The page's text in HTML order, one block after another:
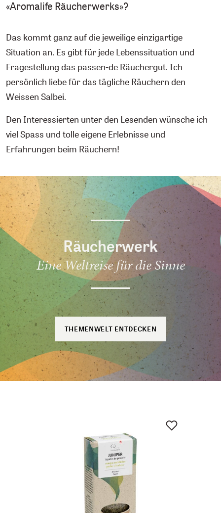
«Aromalife Räucherwerks»?
Das kommt ganz auf die jeweilige einzigartige
Situation an. Es gibt für jede Lebenssituation und
Fragestellung das passen-de Räuchergut. Ich
persönlich liebe für das tägliche Räuchern den
Weissen Salbei.
Den Interessierten unter den Lesenden wünsche ich
viel Spass und tolle eigene Erlebnisse und
Erfahrungen beim Räuchern!
Räucherwerk
Eine Weltreise für die Sinne
THEMENWELT ENTDECKEN